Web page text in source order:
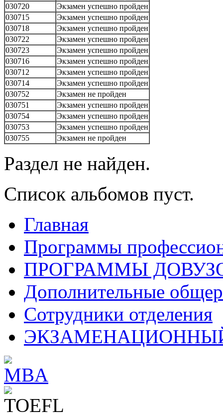
030720
Экзамен успешно пройден
030715
Экзамен успешно пройден
030718
Экзамен успешно пройден
030722
Экзамен успешно пройден
030723
Экзамен успешно пройден
030716
Экзамен успешно пройден
030712
Экзамен успешно пройден
030714
Экзамен успешно пройден
030752
Экзамен не пройден
030751
Экзамен успешно пройден
030754
Экзамен успешно пройден
030753
Экзамен успешно пройден
030755
Экзамен не пройден
Раздел не найден.
Список альбомов пуст.
Главная
Программы
ПРОГРАММЫ
Дополнительные
Сотрудники отделения
ЭКЗАМЕНАЦИОННЫЙ